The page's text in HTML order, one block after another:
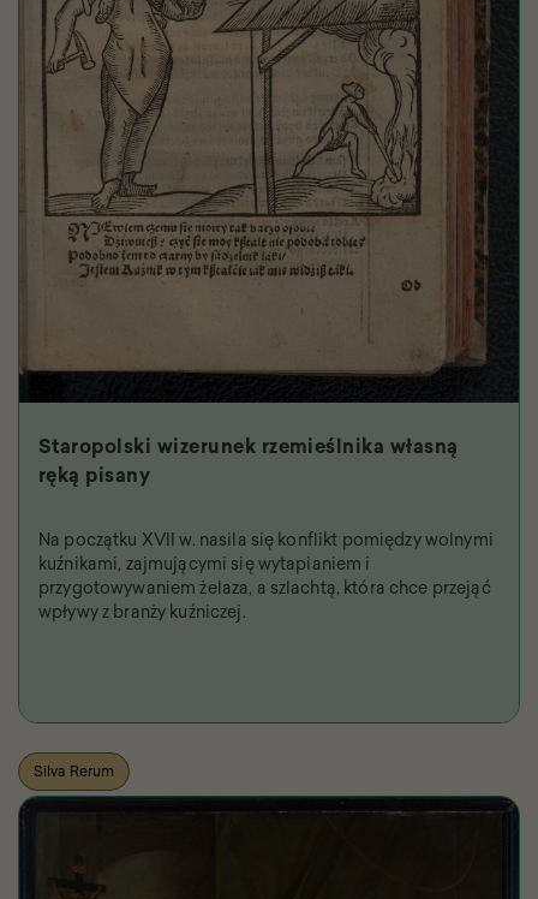
Staropolski wizerunek rzemieślnika własną
ręką pisany
Na początku XVII w. nasila się konflikt pomiędzy wolnymi
kuźnikami, zajmującymi się wytapianiem i
przygotowywaniem żelaza, a szlachtą, która chce przejąć
wpływy z branży kuźniczej.
Silva Rerum